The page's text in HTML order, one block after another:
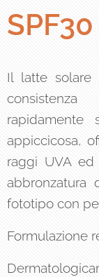
SPF30
Il latte solare
appiccicosa,
raggi UVA
abbronzatura
fototipo con
Formulazione